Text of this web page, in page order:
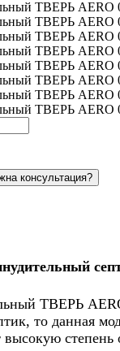
консультация?
ТВЕРЬ
то данная
высокую степень